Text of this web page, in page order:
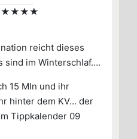
reicht dieses
sind im Winterschlaf….
15 MIn und ihr
hinter dem KV… der
Tippkalender 09